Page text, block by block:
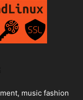
music fashion